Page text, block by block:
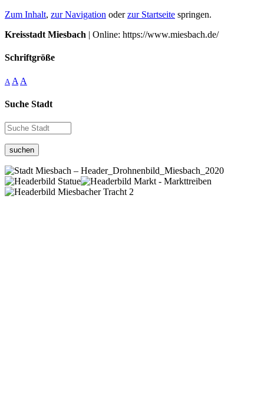
Zum Inhalt, zur Navigation oderzur Startseite springen.
Kreisstadt Miesbach | Online: https://www.miesbach.de/
Schriftgröße
A A A
Suche Stadt
suchen